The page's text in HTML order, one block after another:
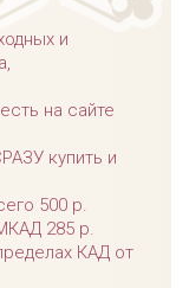
и
на сайте
купить и
500 р.
285 р.
КАД от